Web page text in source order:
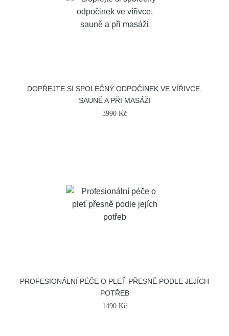
DOPŘEJTE SI SPOLEČNÝ ODPOČINEK VE VÍŘIVCE,
SAUNĚ A PŘI MASÁŽI
3990 Kč
PROFESIONÁLNÍ PÉČE O PLEŤ PŘESNĚ PODLE JEJÍCH
POTŘEB
1490 Kč